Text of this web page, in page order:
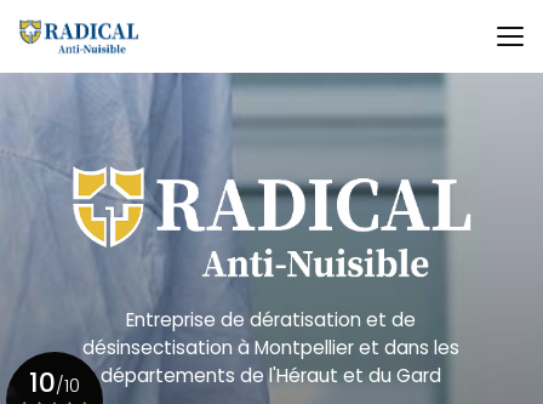
au
contenu
principal
Entreprise de dératisation et de
désinsectisationà Montpellier et dans les
départements de l'Héraut et du Gard
10/10